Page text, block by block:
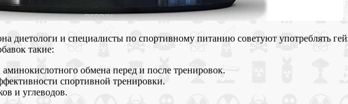
диетологи и специалисты по спортивному питанию советуют употреблять
такие:
обмена перед и после тренировок.
спортивной тренировки.
и углеводов.